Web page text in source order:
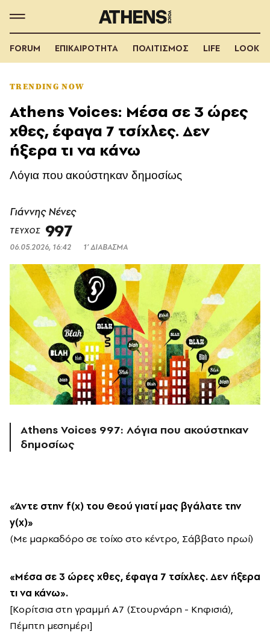
FORUM ΕΠΙΚΑΙΡΟΤΗΤΑ ΠΟΛΙΤΙΣΜΟΣ LIFE LOOK
TRENDING NOW
Athens Voices: Μέσα σε 3 ώρες
χθες, έφαγα 7 τσίχλες. Δεν
ήξερα τι να κάνω
Λόγια που ακούστηκαν δημοσίως
Γιάννης Νένες
ΤΕΥΧΟΣ 997
06.05.2026, 16:42 1’ ΔΙΑΒΑΣΜΑ
Athens Voices 997: Λόγια που ακούστηκαν
δημοσίως
«Άντε στην f(x) του Θεού γιατί μας βγάλατε την
y(x)»
(Με μαρκαδόρο σε τοίχο στο κέντρο, Σάββατο πρωί)
«Μέσα σε 3 ώρες χθες, έφαγα 7 τσίχλες. Δεν ήξερα
τι να κάνω».
[Κορίτσια στη γραμμή Α7 (Στουρνάρη - Κηφισιά),
Πέμπτη μεσημέρι]